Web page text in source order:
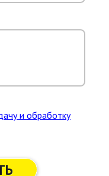
и обработку